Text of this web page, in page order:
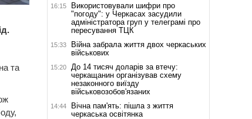
та
16:15
Використовували шифри про
"погоду": у Черкасах засудили
адміністратора груп у телеграмі про
пересування ТЦК
15:33
Війна забрала життя двох черкаських
військових
15:20
До 14 тисяч доларів за втечу:
черкащанин організував схему
незаконного виїзду
військовозобов'язаних
14:44
Вічна пам'ять: пішла з життя
черкаська освітянка